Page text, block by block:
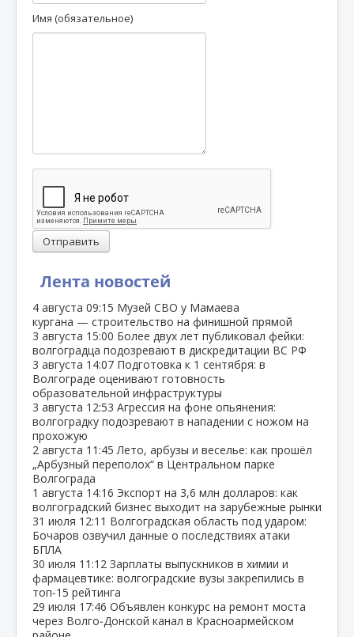
Лента новостей
4 августа 09:15 Музей СВО у Мамаева
кургана — строительство на финишной прямой
3 августа 15:00 Более двух лет публиковал фейки:
волгоградца подозревают в дискредитации ВС РФ
3 августа 14:07 Подготовка к 1 сентября: в
Волгограде оценивают готовность
образовательной инфраструктуры
3 августа 12:53 Агрессия на фоне опьянения:
волгоградку подозревают в нападении с ножом на
прохожую
2 августа 11:45 Лето, арбузы и веселье: как прошёл
„Арбузный переполох“ в Центральном парке
Волгограда
1 августа 14:16 Экспорт на 3,6 млн долларов: как
волгоградский бизнес выходит на зарубежные рынки
31 июля 12:11 Волгоградская область под ударом:
Бочаров озвучил данные о последствиях атаки
БПЛА
30 июля 11:12 Зарплаты выпускников в химии и
фармацевтике: волгоградские вузы закрепились в
топ‑15 рейтинга
29 июля 17:46 Объявлен конкурс на ремонт моста
через Волго‑Донской канал в Красноармейском
Имя (обязательное)
Отправить